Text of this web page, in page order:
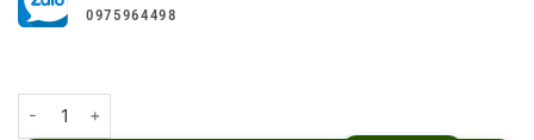
0975964498